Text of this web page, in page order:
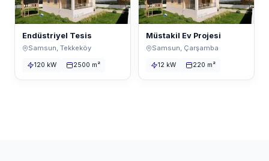
Endüstriyel Tesis
Samsun, Tekkeköy
120 kW 2500 m²
Müstakil Ev Projesi
Samsun, Çarşamba
12 kW 220 m²